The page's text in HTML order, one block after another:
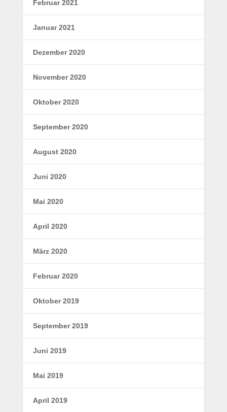
Februar 2021
Januar 2021
Dezember 2020
November 2020
Oktober 2020
September 2020
August 2020
Juni 2020
Mai 2020
April 2020
März 2020
Februar 2020
Oktober 2019
September 2019
Juni 2019
Mai 2019
April 2019